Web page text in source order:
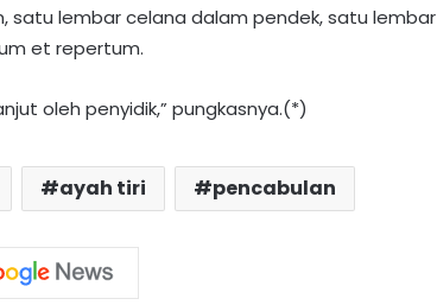
lembar celana dalam pendek, satu lembar
et repertum.
oleh penyidik,” pungkasnya.(*)
ayah tiri pencabulan
Penggerebekan Narkoba di Jalan
Untuk Judol